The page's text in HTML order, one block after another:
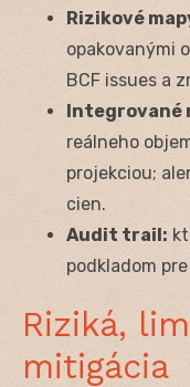
Rizikové
opakovanými
BCF issues a
Integrované
reálneho
projekciou;
cien.
Audit trail:
podkladom
Riziká,
mitigácia